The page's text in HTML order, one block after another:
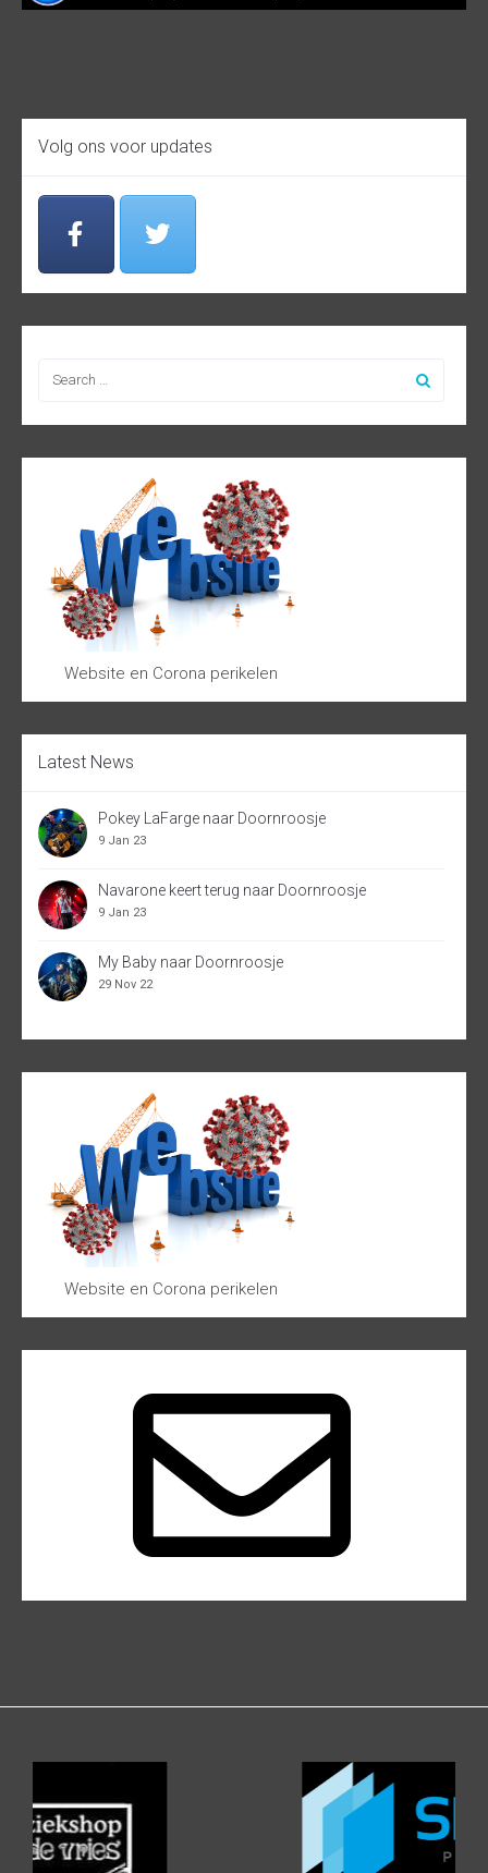
Volg ons voor updates
Website en Corona perikelen
Latest News
Pokey LaFarge naar Doornroosje
9 Jan 23
Navarone keert terug naar Doornroosje
9 Jan 23
My Baby naar Doornroosje
29 Nov 22
Website en Corona perikelen